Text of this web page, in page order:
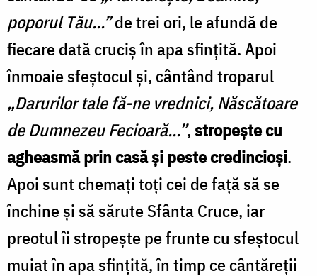
poporul Tău...”de trei ori, le afundă de
fiecare dată cruciş în apa sfinţită. Apoi
înmoaie sfeștocul şi, cântând troparul
„Darurilor tale fă-ne vrednici, Născătoare
de Dumnezeu Fecioară...”,stropeşte cu
agheasmă prin casă și peste credincioși.
Apoi sunt chemați toţi cei de faţă să se
închine şi să sărute Sfânta Cruce, iar
preotul îi stropeşte pe frunte cu sfeștocul
muiat în apa sfinţită, în timp ce cântăreţii